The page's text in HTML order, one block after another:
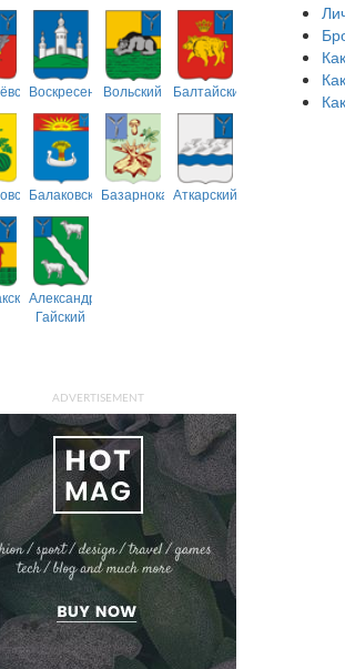
ВоскресенскийВольский Балтайский
БалаковскийБазарнокарабулакский
Аткарский
Александрово-
Гайский
ADVERTISEMENT